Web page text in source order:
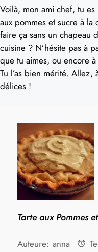
Voilà, mon ami chef, tu
aux pommes et sucre à la
faire ça sans un chapeau
cuisine ? N’hésite pas à
que tu aimes, ou encore
Tu l’as bien mérité.
délices !
Tarte aux Pommes
Auteure: anna